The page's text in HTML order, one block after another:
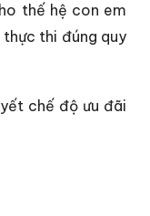
thế hệ con em
thi đúng quy
chế độ ưu đãi